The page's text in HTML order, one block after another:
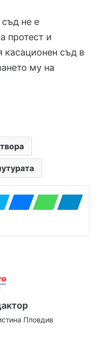
не е
протест и
касационен съд в
му на
Пловдив